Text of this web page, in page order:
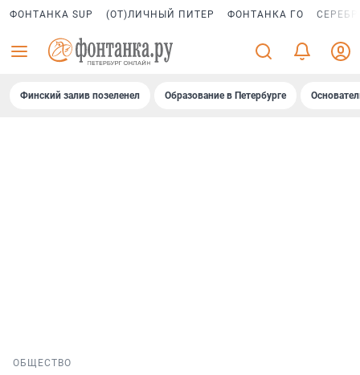
ФОНТАНКА SUP (ОТ)ЛИЧНЫЙ ПИТЕР ФОНТАНКА ГО
Финский залив позеленел Образование в Петербурге
ОБЩЕСТВО